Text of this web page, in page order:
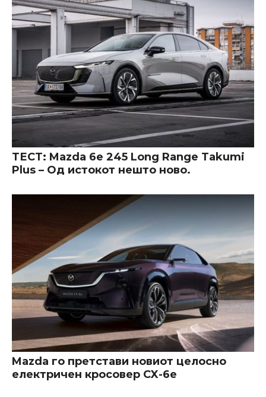
ТЕСТ: Mazda 6e 245 Long Range Takumi
Plus – Од истокот нешто ново.
Mazda го претстави новиот целосно
електричен кросовер CX-6e